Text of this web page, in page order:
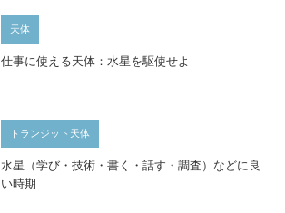
天体
仕事に使える天体：水星を駆使せよ
トランジット天体
水星（学び・技術・書く・話す・調査）などに良
い時期